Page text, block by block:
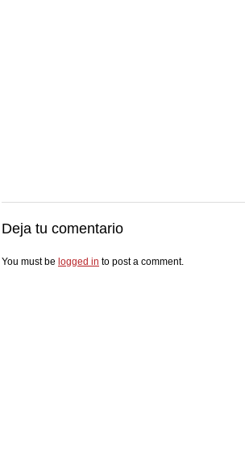
Deja tu comentario
You must be logged in to post a comment.